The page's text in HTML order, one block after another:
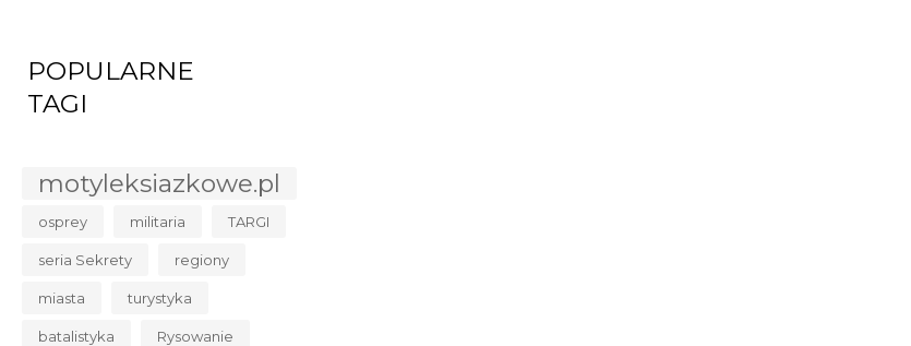
POPULARNE
TAGI
motyleksiazkowe.pl
osprey militaria TARGI
seria Sekrety regiony
miasta turystyka
batalistyka Rysowanie